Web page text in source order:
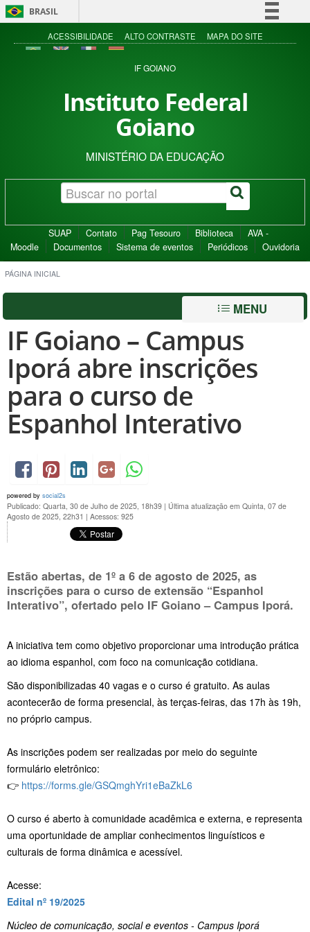
BRASIL
Simplifique!
Acesso à informação
ACESSIBILIDADE ALTO CONTRASTE MAPA DO SITE
IF GOIANO
Instituto Federal
Goiano
MINISTÉRIO DA EDUCAÇÃO
SUAP Contato Pag Tesouro Biblioteca
AVA -
Moodle
Documentos Sistema de eventos Periódicos Ouvidoria
PÁGINA INICIAL
MENU
IF Goiano – Campus
Iporá abre inscrições
para o curso de
Espanhol Interativo
powered by social2s
Publicado: Quarta, 30 de Julho de 2025, 18h39 | Última atualização em Quinta, 07 de
Agosto de 2025, 22h31 | Acessos: 925
Estão abertas, de 1º a 6 de agosto de 2025, as
inscrições para o curso de extensão “Espanhol
Interativo”, ofertado pelo IF Goiano – Campus Iporá.
A iniciativa tem como objetivo proporcionar uma introdução prática
ao idioma espanhol, com foco na comunicação cotidiana.
São disponibilizadas 40 vagas e o curso é gratuito. As aulas
acontecerão de forma presencial, às terças-feiras, das 17h às 19h,
no próprio campus.
As inscrições podem ser realizadas por meio do seguinte
formulário eletrônico:
👉 https://forms.gle/GSQmghYri1eBaZkL6
O curso é aberto à comunidade acadêmica e externa, e representa
uma oportunidade de ampliar conhecimentos linguísticos e
culturais de forma dinâmica e acessível.
Acesse:
Edital nº 19/2025
Núcleo de comunicação, social e eventos - Campus Iporá